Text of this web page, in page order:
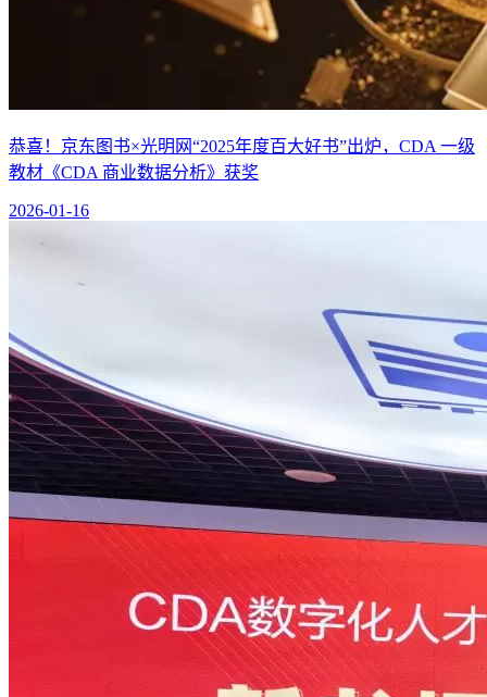
恭喜！京东图书×光明网“2025年度百大好书”出炉，CDA 一级
教材《CDA 商业数据分析》获奖
2026-01-16